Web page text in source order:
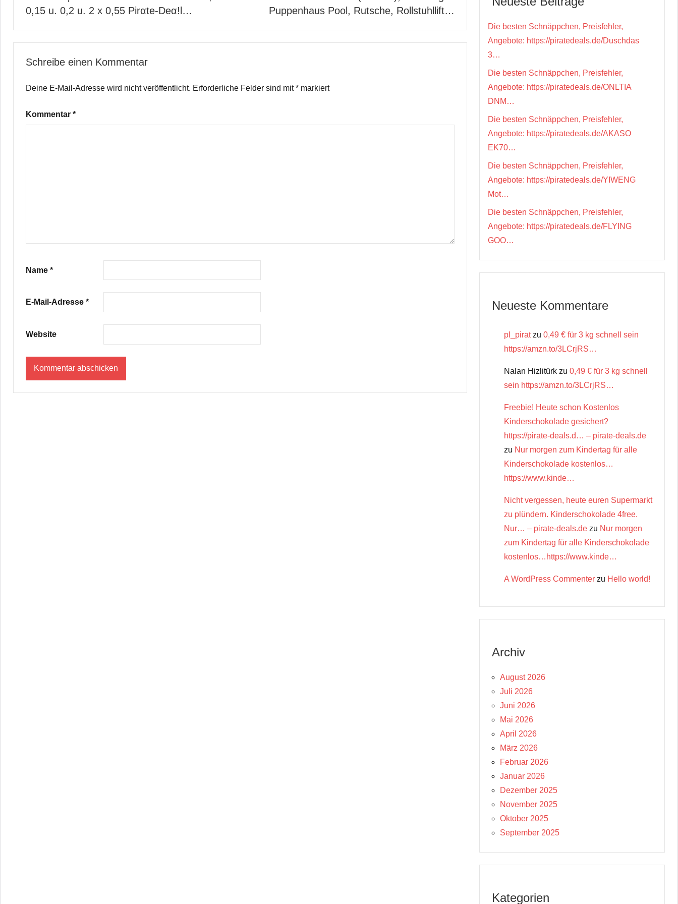
0,15 u. 0,2 u. 2 x 0,55 Pirαtе-Dеα!l…
Puppenhaus Pool, Rutsche, Rollstuhllift…
Schreibe einen Kommentar
Deine E-Mail-Adresse wird nicht veröffentlicht. Erforderliche Felder sind mit* markiert
Kommentar *
Name *
E-Mail-Adresse *
Website
Die besten Schnäppchen, Preisfehler,
Angebote: https://piratedeals.de/Duschdas
3…
Die besten Schnäppchen, Preisfehler,
Angebote: https://piratedeals.de/ONLTIA
DNM…
Die besten Schnäppchen, Preisfehler,
Angebote: https://piratedeals.de/AKASO
EK70…
Die besten Schnäppchen, Preisfehler,
Angebote: https://piratedeals.de/YIWENG
Mot…
Die besten Schnäppchen, Preisfehler,
Angebote: https://piratedeals.de/FLYING
GOO…
Neueste Kommentare
pl_piratzu 0,49 € für 3 kg schnell sein
https://amzn.to/3LCrjRS…
Nalan Hizlitürk zu 0,49 € für 3 kg schnell
sein https://amzn.to/3LCrjRS…
Freebie! Heute schon Kostenlos
Kinderschokolade gesichert?
https://pirate-deals.d… – pirate-deals.de
zu Nur morgen zum Kindertag für alle
Kinderschokolade kostenlos…
https://www.kinde…
Nicht vergessen, heute euren Supermarkt
zu plündern. Kinderschokolade 4free.
Nur… – pirate-deals.de zu Nur morgen
zum Kindertag für alle Kinderschokolade
kostenlos…https://www.kinde…
A WordPress Commenter zu Hello world!
Archiv
August 2026
Juli 2026
Juni 2026
Mai 2026
April 2026
März 2026
Februar 2026
Januar 2026
Dezember 2025
November 2025
Oktober 2025
September 2025
Kategorien